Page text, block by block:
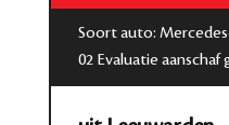
Soort auto:
02 Evaluatie